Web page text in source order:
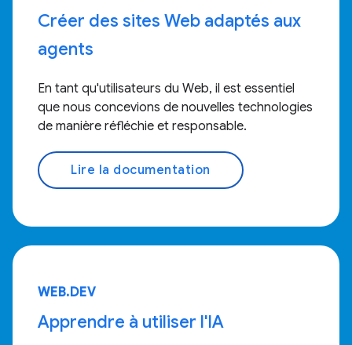
Créer des sites Web adaptés aux
agents
En tant qu'utilisateurs du Web, il est essentiel
que nous concevions de nouvelles technologies
de manière réfléchie et responsable.
Lire la documentation
WEB.DEV
Apprendre à utiliser l'IA